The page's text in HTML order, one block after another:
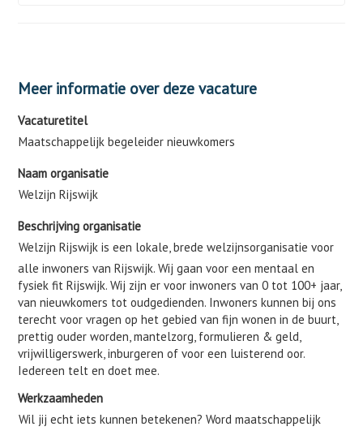
Meer informatie over deze vacature
Vacaturetitel
Maatschappelijk begeleider nieuwkomers
Naam organisatie
Welzijn Rijswijk
Beschrijving organisatie
Welzijn Rijswijk is een lokale, brede welzijnsorganisatie voor
alle inwoners van Rijswijk. Wij gaan voor een mentaal en
fysiek fit Rijswijk. Wij zijn er voor inwoners van 0 tot 100+ jaar,
van nieuwkomers tot oudgedienden. Inwoners kunnen bij ons
terecht voor vragen op het gebied van fijn wonen in de buurt,
prettig ouder worden, mantelzorg, formulieren & geld,
vrijwilligerswerk, inburgeren of voor een luisterend oor.
Iedereen telt en doet mee.
Werkzaamheden
Wil jij echt iets kunnen betekenen? Word maatschappelijk